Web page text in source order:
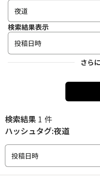
検索結果表示
投稿日時
さら
検索結果 1 件
ハッシュタグ:夜道
投稿日時